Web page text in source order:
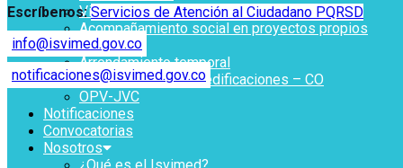
Vivienda un proyecto familiar
Acompañamiento social en proyectos propios
Titulación
Arrendamiento temporal
Reconocimiento de edificaciones – CO
OPV-JVC
Notificaciones
Convocatorias
Nosotros
Escríbenos:Servicios de Atención al Ciudadano PQRSD
info@isvimed.gov.co
notificaciones@isvimed.gov.co